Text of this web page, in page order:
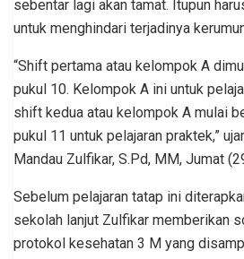
sebentar lagi akan tamat. Itupun
untuk menghindari terjadinya
“Shift pertama atau kelompok A
pukul 10. Kelompok A ini untuk
shift kedua atau kelompok A mulai
pukul 11 untuk pelajaran praktek,”
Mandau Zulfikar, S.Pd, MM, Jumat
Sebelum pelajaran tatap ini
sekolah lanjut Zulfikar memberikan
protokol kesehatan 3 M yang